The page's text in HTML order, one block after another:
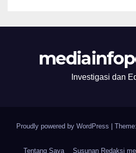
Investigasi dan
Proudly powered by WordPress |
Tentang Saya Susunan Redaksi